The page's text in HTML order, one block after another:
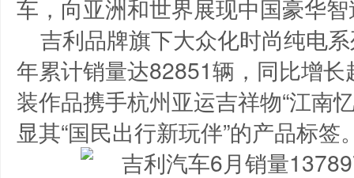
车，向亚洲和世界展现中国豪华
吉利品牌旗下大众化时尚纯电
年累计销量达82851辆，同比增
装作品携手杭州亚运吉祥物“江南
显其“国民出行新玩伴”的产品标签